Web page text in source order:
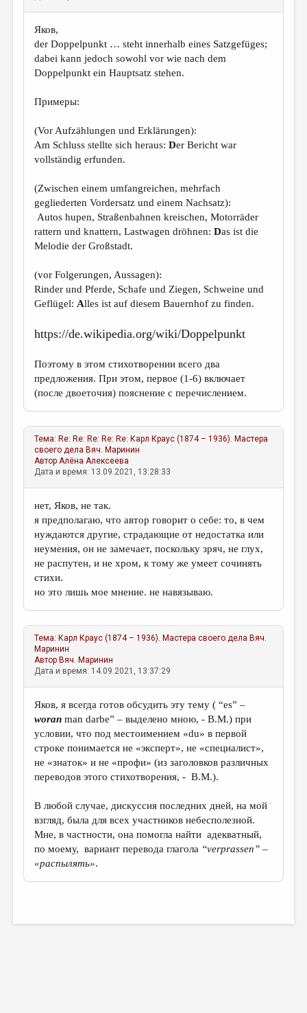
Яков,
der Doppelpunkt … steht innerhalb eines Satzgefüges;
dabei kann jedoch sowohl vor wie nach dem
Doppelpunkt ein Hauptsatz stehen.
Примеры:
(Vor Aufzählungen und Erklärungen):
Am Schluss stellte sich heraus:Der Bericht war
vollständig erfunden.
(Zwischen einem umfangreichen, mehrfach
gegliederten Vordersatz und einem Nachsatz):
Autos hupen, Straßenbahnen kreischen, Motorräder
rattern und knattern, Lastwagen dröhnen:Das ist die
Melodie der Großstadt.
(vor Folgerungen, Aussagen):
Rinder und Pferde, Schafe und Ziegen, Schweine und
Geflügel: Alles ist auf diesem Bauernhof zu finden.
https://de.wikipedia.org/wiki/Doppelpunkt
Поэтому в этом стихотворении всего два
предложения. При этом, первое (1-6) включает
(после двоеточия) пояснение с перечислением.
Тема: Re: Re: Re: Re: Re: Карл Краус (1874 – 1936). Мастера
своего дела Вяч. Маринин
АвторАлёна Алексеева
Дата и время: 13.09.2021, 13:28:33
нет, Яков, не так.
я предполагаю, что автор говорит о себе: то, в чем
нуждаются другие, страдающие от недостатка или
неумения, он не замечает, поскольку зряч, не глух,
не распутен, и не хром, к тому же умеет сочинять
стихи.
но это лишь мое мнение. не навязываю.
Тема: Карл Краус (1874 – 1936). Мастера своего дела Вяч.
Маринин
Автор Вяч. Маринин
Дата и время: 14.09.2021, 13:37:29
Яков, я всегда готов обсудить эту тему ( “es” –
woran man darbe” – выделено мною, - В.М.) при
условии, что под местоимением «du» в первой
строке понимается не «эксперт», не «специалист»,
не «знаток» и не «профи» (из заголовков различных
переводов этого стихотворения, - В.М.).
В любой случае, дискуссия последних дней, на мой
взгляд, была для всех участников небесполезной.
Мне, в частности, она помогла найти адекватный,
по моему, вариант перевода глагола “verprassen”–
«распылять».